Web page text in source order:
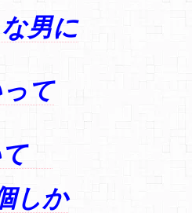
男に
て
て
しか